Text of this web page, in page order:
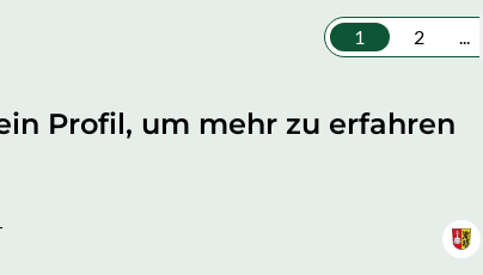
1 2 ...
Profil, um mehr zu erfahren